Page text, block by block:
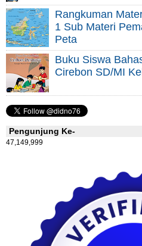
Rangkuman
1 Sub Materi
Peta
Buku Siswa
Cirebon SD/MI
Pengunjung Ke-
47,149,999